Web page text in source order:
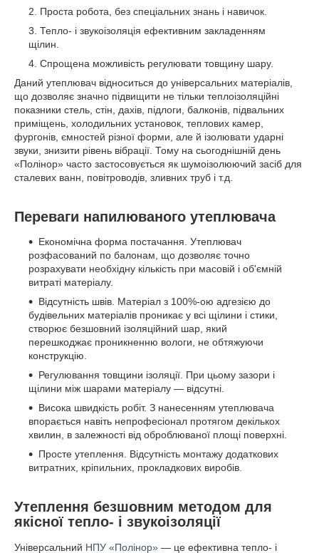
Проста робота, без спеціальних знань і навичок.
Тепло- і звукоізоляція ефективним закладенням
щілин.
Спрощена можливість регулювати товщину шару.
Даний утеплювач відноситься до універсальних матеріалів,
що дозволяє значно підвищити не тільки теплоізоляційні
показники стель, стін, дахів, підлоги, балконів, підвальних
приміщень, холодильних установок, теплових камер,
фургонів, ємностей різної форми, але й ізолювати ударні
звуки, знизити рівень вібрації. Тому на сьогоднішній день
«Полінор» часто застосовується як шумоізолюючий засіб для
сталевих ванн, повітроводів, зливних труб і т.д.
Переваги напилюваного утеплювача
Економічна форма постачання. Утеплювач
розфасований по балонам, що дозволяє точно
розрахувати необхідну кількість при масовій і об'ємній
витраті матеріалу.
Відсутність швів. Матеріал з 100%-ою адгезією до
будівельних матеріалів проникає у всі щілини і стики,
створює безшовний ізоляційний шар, який
перешкоджає проникненню вологи, не обтяжуючи
конструкцію.
Регулювання товщини ізоляції. При цьому зазори і
щілини між шарами матеріалу — відсутні.
Висока швидкість робіт. З нанесенням утеплювача
впорається навіть непрофесіонал протягом декількох
хвилин, в залежності від оброблюваної площі поверхні.
Просте утеплення. Відсутність монтажу додаткових
витратних, кріпильних, прокладкових виробів.
Утеплення безшовним методом для
якісної тепло- і звукоізоляції
Універсальний НПУ «Полінор» — це ефективна тепло- і